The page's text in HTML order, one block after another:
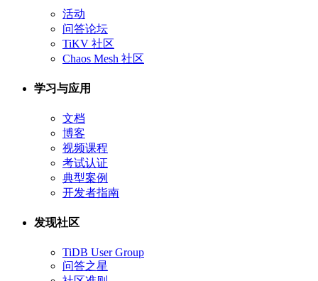
活动
问答论坛
TiKV 社区
Chaos Mesh 社区
学习与应用
文档
博客
视频课程
考试认证
典型案例
开发者指南
发现社区
TiDB User Group
问答之星